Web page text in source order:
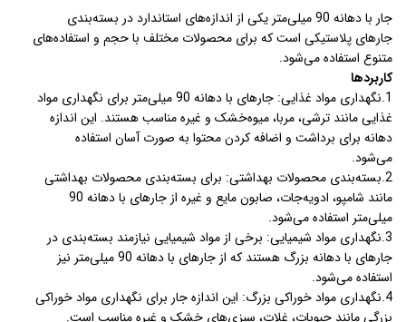
جار با دهانه 90 میلی‌متر یکی از اندازه‌های استاندارد در بسته‌بندی
جارهای پلاستیکی است که برای محصولات مختلف با حجم و استفاده‌های
متنوع استفاده می‌شود.
کاربردها
1.نگهداری مواد غذایی: جارهای با دهانه 90 میلی‌متر برای نگهداری مواد
غذایی مانند ترشی، مربا، میوه‌خشک و غیره مناسب هستند. این اندازه
دهانه برای برداشت و اضافه کردن محتوا به صورت آسان استفاده
می‌شود.
2.بسته‌بندی محصولات بهداشتی: برای بسته‌بندی محصولات بهداشتی
مانند شامپو، ادویه‌جات، صابون مایع و غیره از جارهای با دهانه 90
میلی‌متر استفاده می‌شود.
3.نگهداری مواد شیمیایی: برخی از مواد شیمیایی نیازمند بسته‌بندی در
جارهای با دهانه بزرگ هستند که از جارهای با دهانه 90 میلی‌متر نیز
استفاده می‌شود.
4.نگهداری مواد خوراکی بزرگ: این اندازه جار برای نگهداری مواد خوراکی
بزرگی مانند حبوبات، غلات، سبزی‌های خشک و غیره مناسب است.